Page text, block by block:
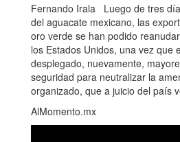
Fernando Irala Luego de tres
del aguacate mexicano, las
oro verde se han podido
los Estados Unidos, una vez que
desplegado, nuevamente,
seguridad para neutralizar la
organizado, que a juicio del país
AlMomento.mx